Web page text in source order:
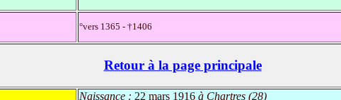
°vers 1365 - †1406
Retour à la page principale
Naissance : 22 mars 1916 à Chartres (28)